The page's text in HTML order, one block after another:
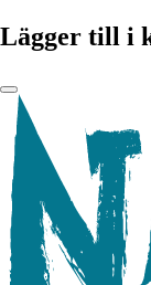
Lägger till i